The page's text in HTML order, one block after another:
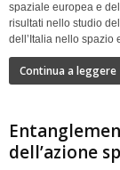
spaziale europea e
risultati nello studio
dell’Italia nello spazio
Continua a leggere
dell’azione